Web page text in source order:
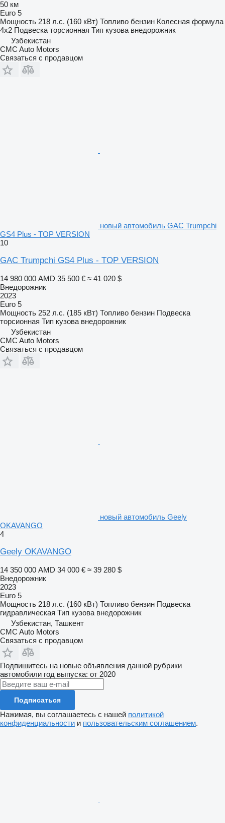
50 км
Euro 5
Мощность 218 л.с. (160 кВт) Топливо бензин Колесная формула
4x2 Подвеска торсионная Тип кузова внедорожник
Узбекистан
CMC Auto Motors
Связаться с продавцом
новый автомобиль GAC Trumpchi
GS4 Plus - TOP VERSION
10
GAC Trumpchi GS4 Plus - TOP VERSION
14 980 000 AMD 35 500 € ≈ 41 020 $
Внедорожник
2023
Euro 5
Мощность 252 л.с. (185 кВт) Топливо бензин Подвеска
торсионная Тип кузова внедорожник
Узбекистан
CMC Auto Motors
Связаться с продавцом
новый автомобиль Geely
OKAVANGO
4
Geely OKAVANGO
14 350 000 AMD 34 000 € ≈ 39 280 $
Внедорожник
2023
Euro 5
Мощность 218 л.с. (160 кВт) Топливо бензин Подвеска
гидравлическая Тип кузова внедорожник
Узбекистан, Ташкент
CMC Auto Motors
Связаться с продавцом
Подпишитесь на новые объявления данной рубрики
автомобили год выпуска: от 2020
Подписаться
Нажимая, вы соглашаетесь с нашей политикой
конфиденциальности и пользовательским соглашением.